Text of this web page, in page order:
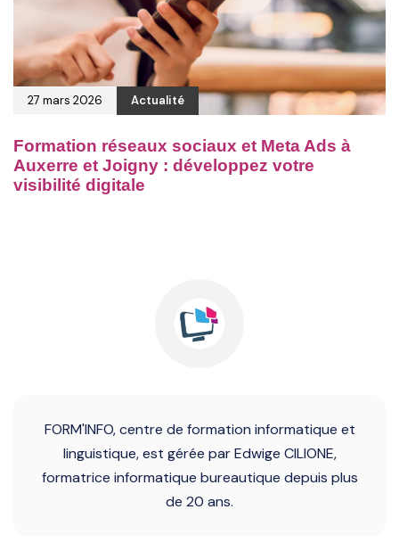
27 mars 2026 Actualité
Formation réseaux sociaux et Meta Ads à
Auxerre et Joigny : développez votre
visibilité digitale
FORM'INFO, centre de formation informatique et
linguistique, est gérée par Edwige CILIONE,
formatrice informatique bureautique depuis plus
de 20 ans.